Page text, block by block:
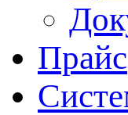
Прайс